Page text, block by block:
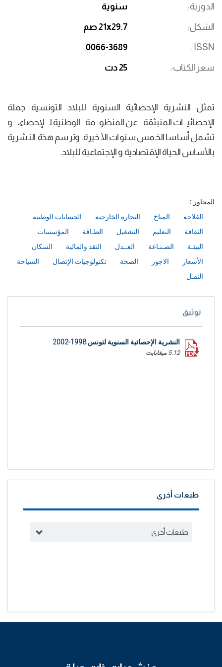
الدورية سنوية
الشكل 21x29.7 صم
ISSN
0066-3689
سعر الكتاب 25 دت
تمثل النشرية الإحصائية السنوية للبلاد التونسية جملة
الإحصائيات المنبثقة عن المنظومة الوطنية للإحصاء، و
تشمل أساسا الخمس سنوات الأخيرة. وترسم هذة النشرية
بالأساس الحياة الإقتصادية و الإجتماعية للبلاد.
المحاور :
الفلاحة
المناخ التجارة الخارجية
الحسابات الوطنية
الثقافة
التعليم التشغيل الطـاقة
المؤسسات
البيئـة
الصـنـاعة العــدل النقد والمالية
السكان
الأسعار
الاجور الصحة تكنولوجيات الإتصال
السياحة
النقـل
توثيق
النشرية الإحصائية السنوية لتونس 1998-2002
5.12 ميغابايت
طبعات أخرى
طبعات أخرى